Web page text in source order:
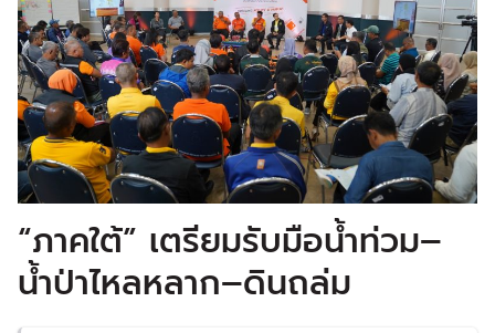
“ภาคใต้” เตรียมรับมือน้ำท่วม–
น้ำป่าไหลหลาก–ดินถล่ม